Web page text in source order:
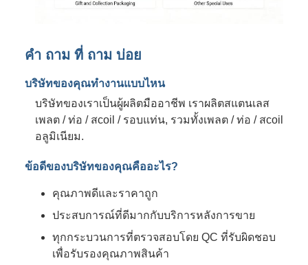
คํา ถาม ที่ ถาม บ่อย
บริษัทของคุณทํางานแบบไหน
บริษัทของเราเป็นผู้ผลิตมืออาชีพ เราผลิตสแตนเลส
เพลต / ท่อ / สcoil / รอบแท่น, รวมทั้งเพลต / ท่อ / สcoil
อลูมิเนียม.
ข้อดีของบริษัทของคุณคืออะไร?
คุณภาพดีและราคาถูก
ประสบการณ์ที่ดีมากกับบริการหลังการขาย
ทุกกระบวนการที่ตรวจสอบโดย QC ที่รับผิดชอบ
เพื่อรับรองคุณภาพสินค้า